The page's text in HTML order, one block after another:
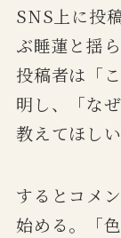
SNS上に投
ぶ睡蓮と揺
投稿者は「
明し、「な
教えてほし
するとコメ
始める。「